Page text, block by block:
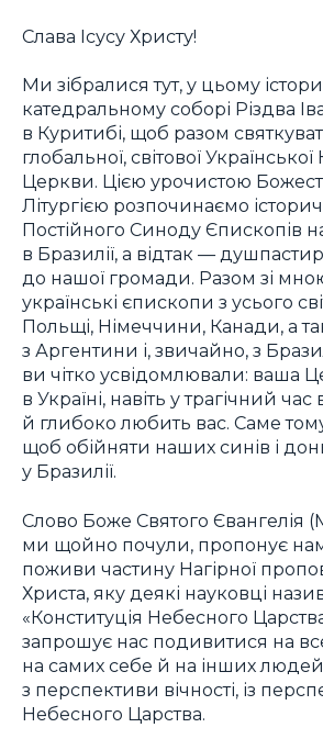
Слава Ісусу Христу!
Ми зібралися тут, у цьому
катедральному соборі Різдва
в Куритибі, щоб разом
глобальної, світової
Церкви. Цією урочистою
Літургією розпочинаємо
Постійного Синоду Єпископів
в Бразилії, а відтак —
до нашої громади. Разом зі
українські єпископи з усього
Польщі, Німеччини, Канади, а
з Аргентини і, звичайно, з
ви чітко усвідомлювали: ваша
в Україні, навіть у трагічний
й глибоко любить вас. Саме
щоб обійняти наших синів і
у Бразилії.
Слово Боже Святого Євангелія
ми щойно почули, пропонує
поживи частину Нагірної
Христа, яку деякі науковці
«Конституція Небесного
запрошує нас подивитися на
на самих себе й на інших
з перспективи вічності, із
Небесного Царства.